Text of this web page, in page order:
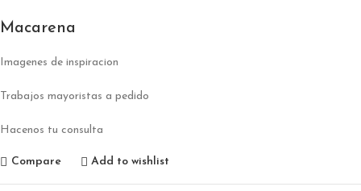
Macarena
Imagenes de inspiracion
Trabajos mayoristas a pedido
Hacenos tu consulta
Compare Add to wishlist